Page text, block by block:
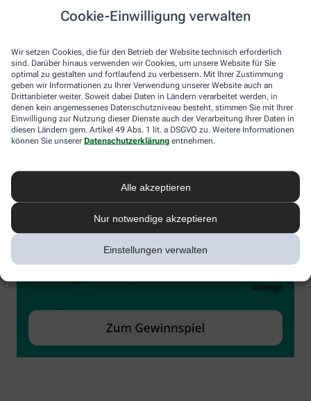
Cookie-Einwilligung verwalten
Wir setzen Cookies, die für den Betrieb der Website technisch erforderlich
sind. Darüber hinaus verwenden wir Cookies, um unsere Website für Sie
optimal zu gestalten und fortlaufend zu verbessern. Mit Ihrer Zustimmung
geben wir Informationen zu Ihrer Verwendung unserer Website auch an
Drittanbieter weiter. Soweit dabei Daten in Ländern verarbeitet werden, in
denen kein angemessenes Datenschutzniveau besteht, stimmen Sie mit Ihrer
Einwilligung zur Nutzung dieser Dienste auch der Verarbeitung Ihrer Daten in
diesen Ländern gem. Artikel 49 Abs. 1 lit. a DSGVO zu. Weitere Informationen
können Sie unserer Datenschutzerklärung entnehmen.
Alle akzeptieren
Nur notwendige akzeptieren
Einstellungen verwalten